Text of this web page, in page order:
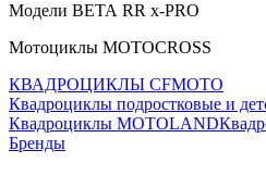
Модели ВЕТА RR x-PRO
Мотоциклы MOTOCROSS
КВАДРОЦИКЛЫ CFMOTO
Квадроциклы подростковые и
Квадроциклы MOTOLAND
Бренды